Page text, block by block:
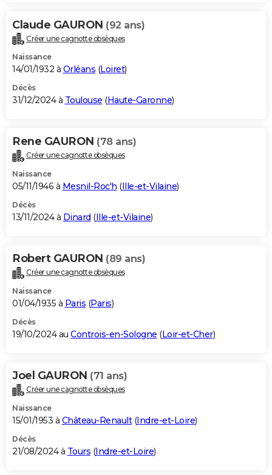
Claude GAURON (92 ans)
Créer une cagnotte obsèques
Naissance
14/01/1932 à Orléans (Loiret)
Décès
31/12/2024 à Toulouse (Haute-Garonne)
Rene GAURON (78 ans)
Créer une cagnotte obsèques
Naissance
05/11/1946 à Mesnil-Roc'h (Ille-et-Vilaine)
Décès
13/11/2024 à Dinard (Ille-et-Vilaine)
Robert GAURON (89 ans)
Créer une cagnotte obsèques
Naissance
01/04/1935 à Paris (Paris)
Décès
19/10/2024 au Controis-en-Sologne (Loir-et-Cher)
Joel GAURON (71 ans)
Créer une cagnotte obsèques
Naissance
15/01/1953 à Château-Renault(Indre-et-Loire)
Décès
21/08/2024 à Tours (Indre-et-Loire)